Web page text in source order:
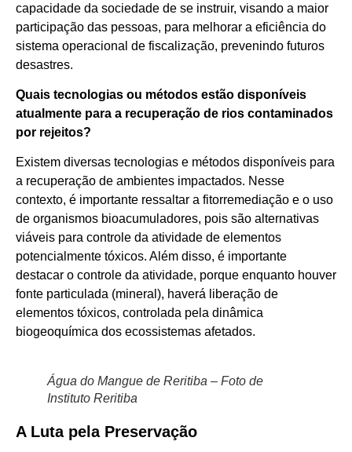
capacidade da sociedade de se instruir, visando a maior
participação das pessoas, para melhorar a eficiência do
sistema operacional de fiscalização, prevenindo futuros
desastres.
Quais tecnologias ou métodos estão disponíveis
atualmente para a recuperação de rios contaminados
por rejeitos?
Existem diversas tecnologias e métodos disponíveis para
a recuperação de ambientes impactados. Nesse
contexto, é importante ressaltar a fitorremediação e o uso
de organismos bioacumuladores, pois são alternativas
viáveis para controle da atividade de elementos
potencialmente tóxicos. Além disso, é importante
destacar o controle da atividade, porque enquanto houver
fonte particulada (mineral), haverá liberação de
elementos tóxicos, controlada pela dinâmica
biogeoquímica dos ecossistemas afetados.
Água do Mangue de Reritiba – Foto de
Instituto Reritiba
A Luta pela Preservação